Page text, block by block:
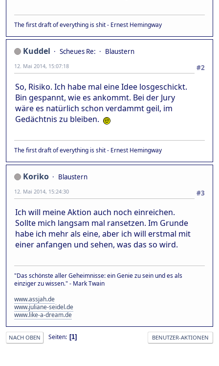
The first draft of everything is shit - Ernest Hemingway
Kuddel Scheues Re:
Blaustern
#2
12. Mai 2014, 15:07:18
So, Risiko. Ich habe mal eine Idee losgeschickt.
Bin gespannt, wie es ankommt. Bei der Jury
wäre es natürlich schon verdammt geil, im
Gedächtnis zu bleiben.
The first draft of everything is shit - Ernest Hemingway
Koriko
Blaustern
#3
12. Mai 2014, 15:24:30
Ich will meine Aktion auch noch einreichen.
Sollte mich langsam mal ransetzen. Im Grunde
habe ich mehr als eine, aber ich will erstmal mit
einer anfangen und sehen, was das so wird.
"Das schönste aller Geheimnisse: ein Genie zu sein und es als
einziger zu wissen." - Mark Twain
www.assjah.de
www.juliane-seidel.de
www.like-a-dream.de
NACH OBEN Seiten 1 BENUTZER-AKTIONEN